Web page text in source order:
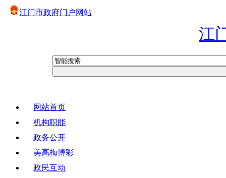
江门市政府门户网站
江
网站首页
机构职能
政务公开
美高梅博彩
政民互动